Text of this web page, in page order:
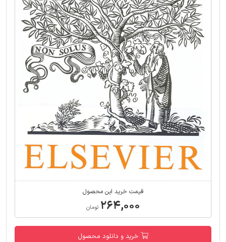
قیمت خرید این محصول
۲۶۴,۰۰۰ تومان
خرید و دانلود محصول